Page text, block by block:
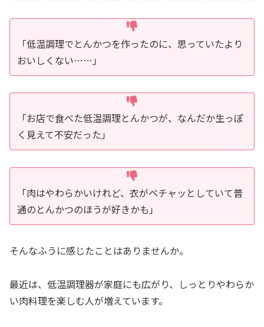
「低温調理でとんかつを作ったのに、思っていたより
おいしくない……」
「お店で食べた低温調理とんかつが、なんだか生っぽ
く見えて不安だった」
「肉はやわらかいけれど、衣がベチャッとしていて普
通のとんかつのほうが好きかも」
そんなふうに感じたことはありませんか。
最近は、低温調理器が家庭にも広がり、しっとりやわらか
い肉料理を楽しむ人が増えています。